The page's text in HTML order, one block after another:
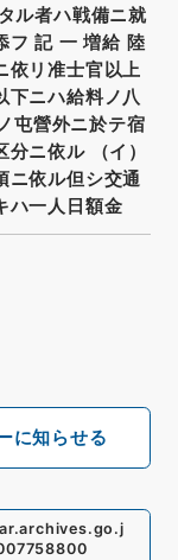
に知らせる
ル者ハ戦備ニ就
フ 記 一 増給 陸
依リ准士官以上
下ニハ給料ノ八
屯營外ニ於テ宿
ニ依ル （イ）
ニ依ル但シ交通
ハ一人日額金